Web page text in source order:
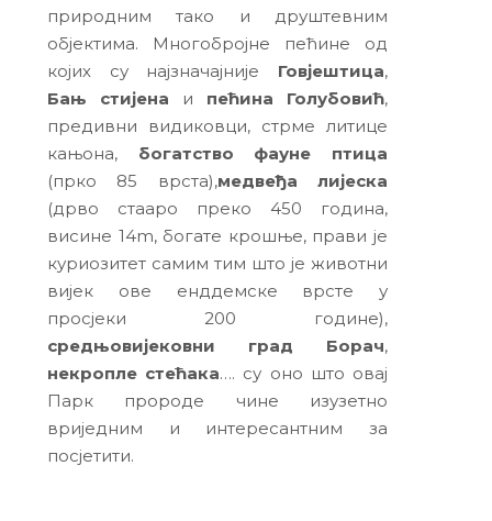
природним тако и друштевним
објектима. Многобројне пећине од
којих су најзначајније Говјештица,
Бањ стијена и пећина Голубовић,
предивни видиковци, стрме литице
кањона, богатство фауне птица
(прко 85 врста),медвеђа лијеска
(дрво стааро преко 450 година,
висине 14m, богате крошње, прави је
куриозитет самим тим што је животни
вијек ове енддемске врсте у
просјеки 200 године),
средњовијековни град Борач,
некропле стећака…. су оно што овај
Парк пророде чине изузетно
вриједним и интересантним за
посјетити.